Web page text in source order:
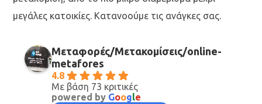
μεγάλες κατοικίες. Κατανοούμε τις ανάγκες σας.
Μεταφορές/Μετακομίσεις/online-
metafores
4.8
Με βάση 73 κριτικές
powered by Google